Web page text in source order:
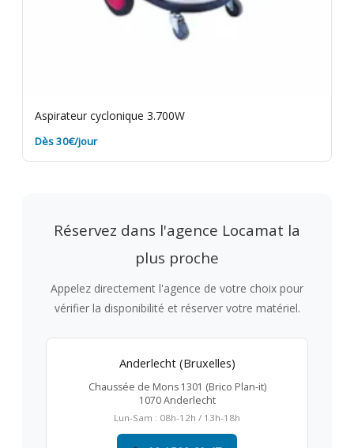
Aspirateur cyclonique 3.700W
Dès 30€/jour
Réservez dans l'agence Locamat la
plus proche
Appelez directement l'agence de votre choix pour
vérifier la disponibilité et réserver votre matériel.
Anderlecht (Bruxelles)
Chaussée de Mons 1301 (Brico Plan-it)
1070 Anderlecht
Lun-Sam : 08h-12h / 13h-18h